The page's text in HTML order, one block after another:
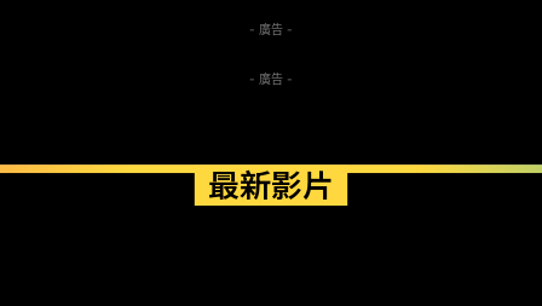
- 廣告 -
- 廣告 -
最新影片